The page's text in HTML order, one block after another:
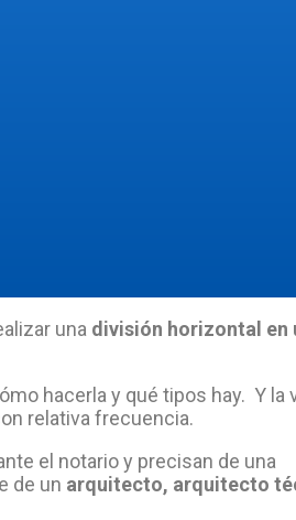
una división horizontal en
hacerla y qué tipos hay. Y la
relativa frecuencia.
el notario y precisan de una
de un arquitecto, arquitecto